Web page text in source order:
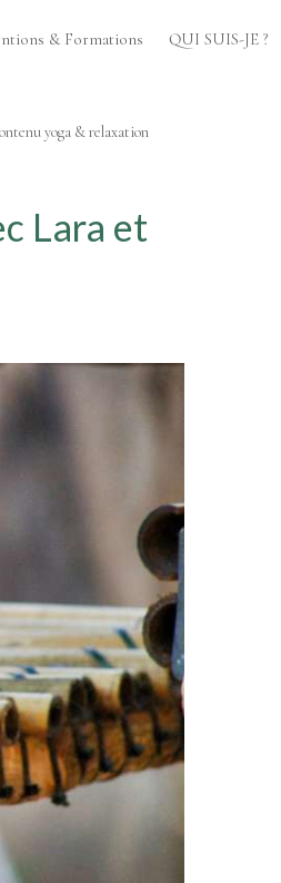
& Formations QUI SUIS-JE ?
yoga & relaxation
Lara et